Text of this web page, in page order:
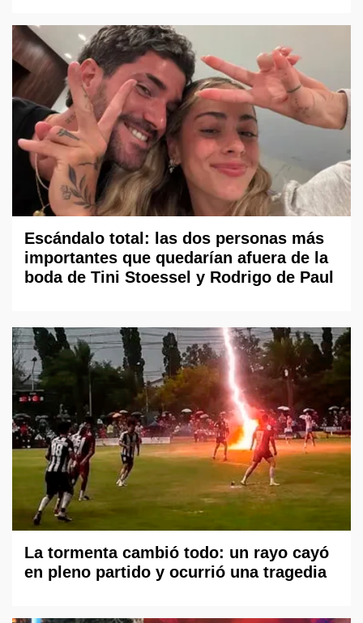
Escándalo total: las dos personas más
importantes que quedarían afuera de la
boda de Tini Stoessel y Rodrigo de Paul
La tormenta cambió todo: un rayo cayó
en pleno partido y ocurrió una tragedia